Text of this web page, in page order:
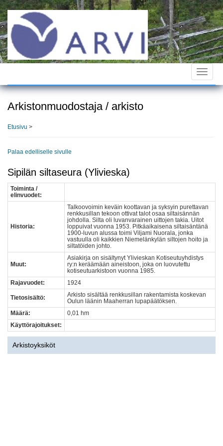
Hyppää
pääsisältöön
Toggle
Arkistonmuodostaja / arkisto
Etusivu >
Palaa edelliselle sivulle
Sipilän siltaseura (Ylivieska)
Toiminta /
elinvuodet:
Historia:
Talkoovoimin keväin koottavan ja syksyin purettavan
renkkusillan tekoon ottivat talot osaa siltaisännän
johdolla. Silta oli luvanvarainen uittojen takia. Uitot
loppuivat vuonna 1953. Pitkäaikaisena siltaisäntänä
1900-luvun alussa toimi Viljami Nuorala, jonka
vastuulla oli kaikkien Niemelänkylän siltojen hoito ja
siltatöiden johto.
Muut:
Asiakirja on sisältynyt Ylivieskan Kotiseutuyhdistys
ry:n keräämään aineistoon, joka on luovutettu
kotiseutuarkistoon vuonna 1985.
Rajavuodet:
1924
Tietosisältö:
Arkisto sisältää renkkusillan rakentamista koskevan
Oulun läänin Maaherran lupapäätöksen.
Määrä:
0,01 hm
Käyttörajoitukset:
Arkistoyksiköt